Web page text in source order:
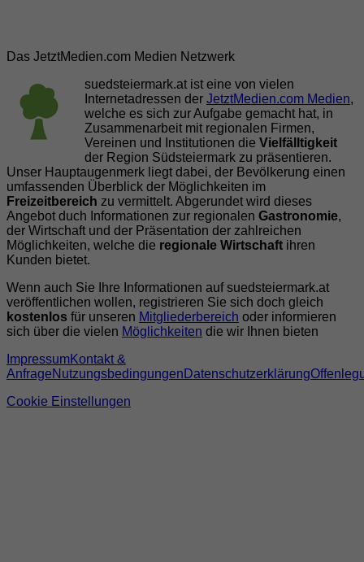
Das JetztMedien.com Medien Netzwerk
suedsteiermark.at ist eine von vielen
Internetadressen der JetztMedien.com Medien,
welche es sich zur Aufgabe gemacht hat, in
Zusammenarbeit mit regionalen Firmen,
Vereinen und Institutionen die Vielfälltigkeit
der Region Südsteiermark zu präsentieren.
Unser Hauptaugenmerk liegt dabei, der Bevölkerung einen
umfassenden Überblick der Möglichkeiten im
Freizeitbereich zu vermittelt. Abgerundet wird dieses
Angebot duch Informationen zur regionalen Gastronomie,
der Wirtschaft und der Präsentation der zahlreichen
Möglichkeiten, welche die regionale Wirtschaft ihren
Kunden bietet.
Wenn auch Sie Ihre Informationen auf suedsteiermark.at
veröffentlichen wollen, registrieren Sie sich doch gleich
kostenlos für unseren Mitgliederbereich oder informieren
sich über die vielen Möglichkeiten die wir Ihnen bieten
ImpressumKontakt &
AnfrageNutzungsbedingungen Datenschutzerklärung
Cookie Einstellungen